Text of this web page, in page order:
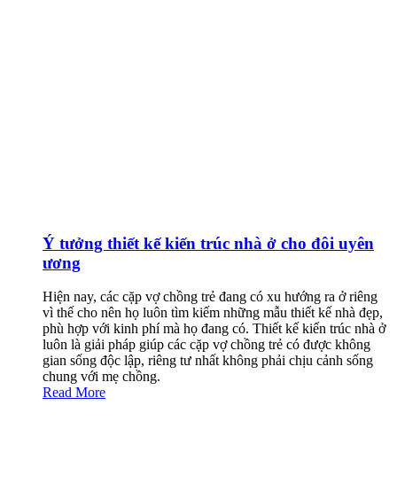
Ý tưởng thiết kế kiến trúc nhà ở cho đôi uyên
ương
Hiện nay, các cặp vợ chồng trẻ đang có xu hướng ra ở riêng
vì thế cho nên họ luôn tìm kiếm những mẫu thiết kế nhà đẹp,
phù hợp với kinh phí mà họ đang có. Thiết kế kiến trúc nhà ở
luôn là giải pháp giúp các cặp vợ chồng trẻ có được không
gian sống độc lập, riêng tư nhất không phải chịu cảnh sống
chung với mẹ chồng.
Read More